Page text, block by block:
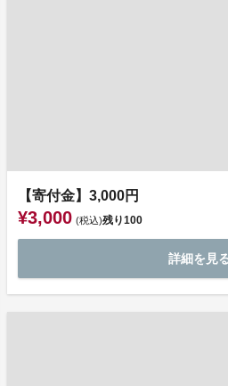
【寄付金】3,000円
¥3,000 (税込)残り100
詳細を見